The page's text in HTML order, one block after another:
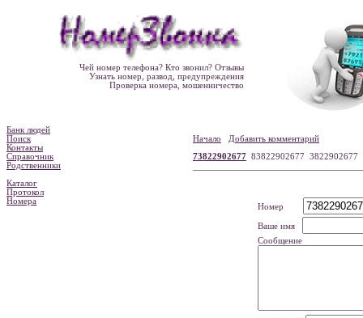
Чей номер телефона? Кто звонил? Отзывы
Узнать номер, развод, предупреждения
Проверка номера, мошенничество
Банк людей
Поиск
Контакты
Справочник
Родственники
Каталог
Протокол
Номера
Начало
Добавить комментарий
73822902677 83822902677 3822902677
Номер
Ваше имя
Сообщение